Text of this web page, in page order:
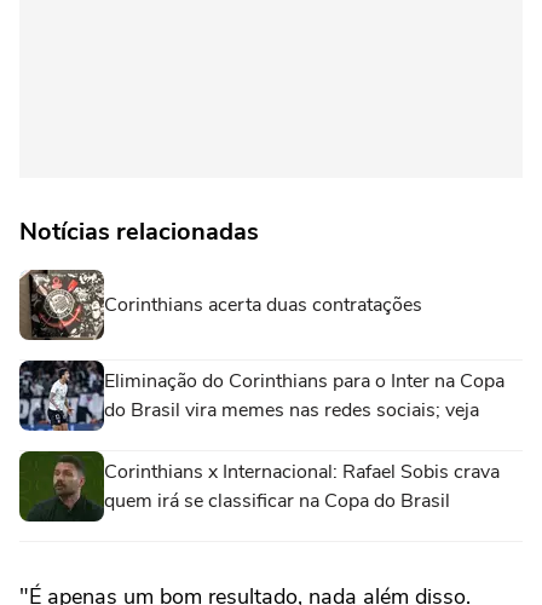
Notícias relacionadas
Corinthians acerta duas contratações
Eliminação do Corinthians para o Inter na Copa
do Brasil vira memes nas redes sociais; veja
Corinthians x Internacional: Rafael Sobis crava
quem irá se classificar na Copa do Brasil
"É apenas um bom resultado, nada além disso.